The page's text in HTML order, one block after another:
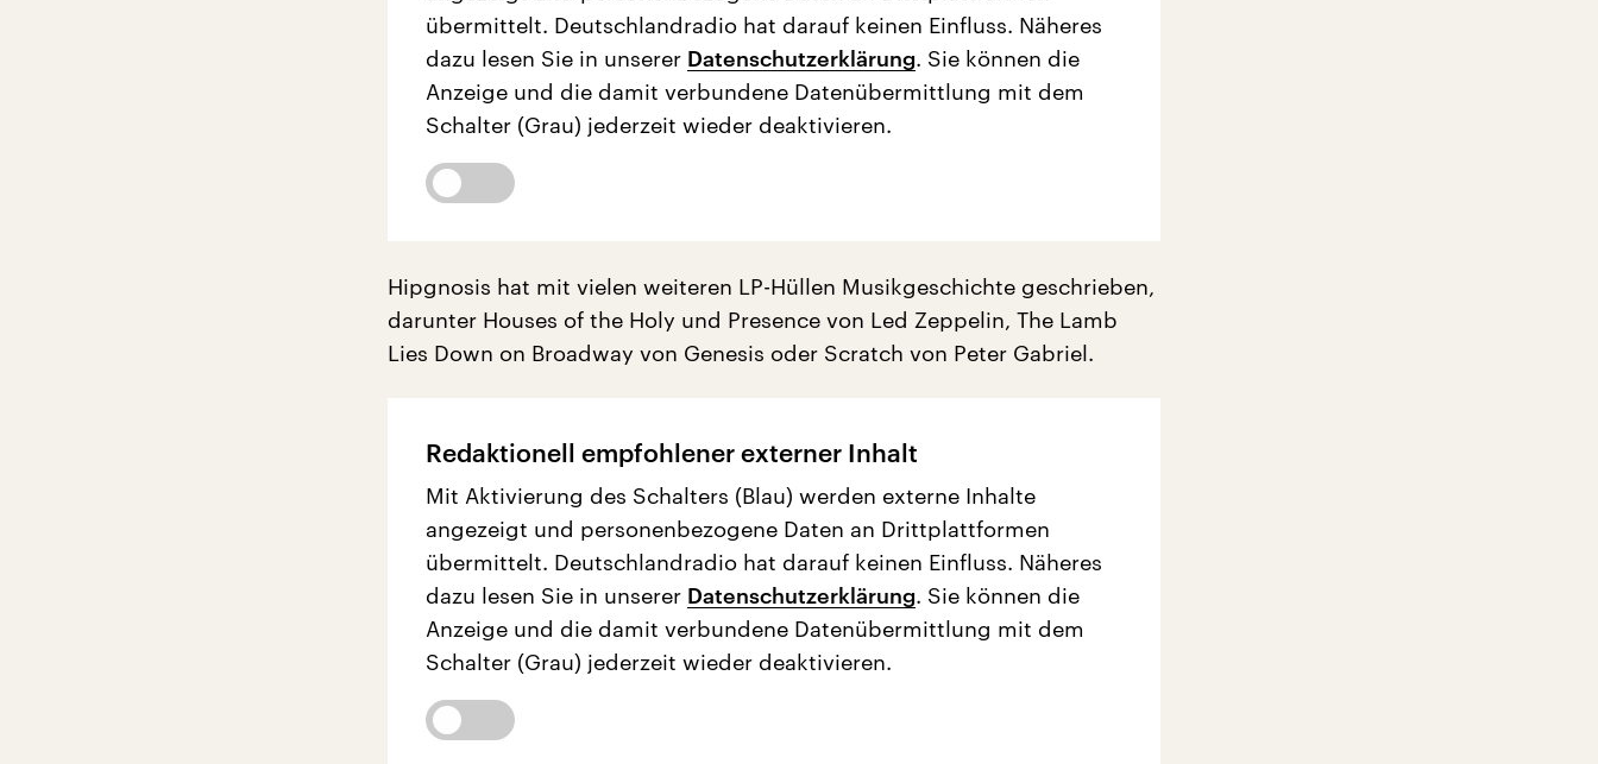
übermittelt. Deutschlandradio hat darauf keinen Einfluss. Näheres
dazu lesen Sie in unserer Datenschutzerklärung. Sie können die
Anzeige und die damit verbundene Datenübermittlung mit dem
Schalter (Grau) jederzeit wieder deaktivieren.
Hipgnosis hat mit vielen weiteren LP-Hüllen Musikgeschichte geschrieben,
darunter Houses of the Holy und Presence von Led Zeppelin, The Lamb
Lies Down on Broadway von Genesis oder Scratch von Peter Gabriel.
Redaktionell empfohlener externer Inhalt
Mit Aktivierung des Schalters (Blau) werden externe Inhalte
angezeigt und personenbezogene Daten an Drittplattformen
übermittelt. Deutschlandradio hat darauf keinen Einfluss. Näheres
dazu lesen Sie in unserer Datenschutzerklärung. Sie können die
Anzeige und die damit verbundene Datenübermittlung mit dem
Schalter (Grau) jederzeit wieder deaktivieren.